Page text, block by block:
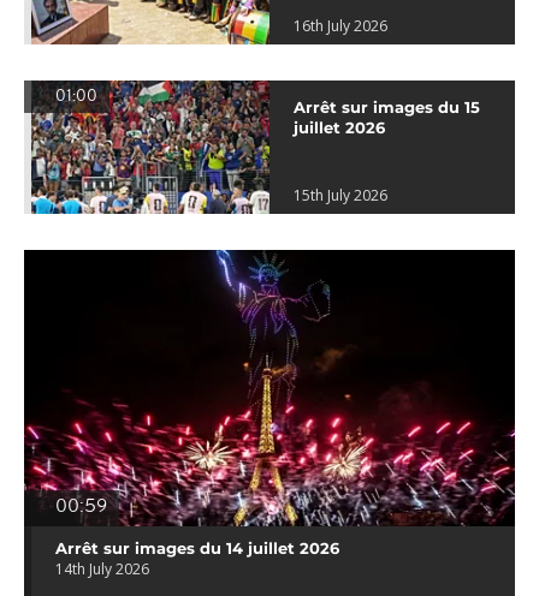
16th July 2026
01:00
Arrêt sur images du 15
juillet 2026
15th July 2026
00:59
Arrêt sur images du 14 juillet 2026
14th July 2026